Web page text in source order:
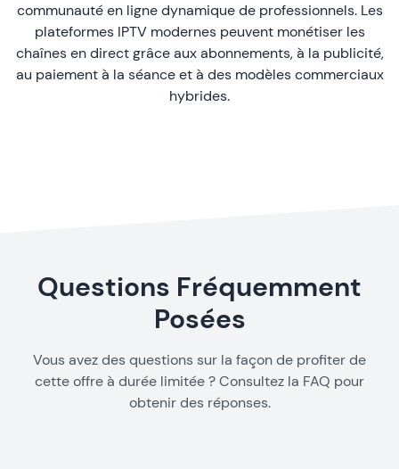
communauté en ligne dynamique de professionnels. Les
plateformes IPTVmodernes peuvent monétiser les
chaînes en direct grâce aux abonnements, à la publicité,
au paiement à la séance et à des modèles commerciaux
hybrides.
Questions Fréquemment
Posées
Vous avez des questions sur la façon de profiter de
cette offre à durée limitée ? Consultez la FAQ pour
obtenir des réponses.